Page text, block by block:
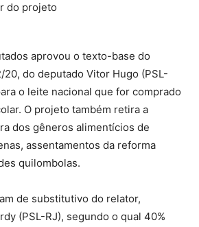
do projeto
aprovou o texto-base do
do deputado Vitor Hugo (PSL-
o leite nacional que for comprado
O projeto também retira a
dos gêneros alimentícios de
assentamentos da reforma
quilombolas.
de substitutivo do relator,
(PSL-RJ), segundo o qual 40%